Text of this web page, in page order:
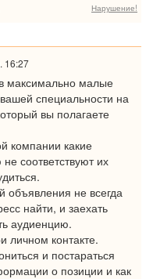
Нарушение!
16:27
максимально малые
специальности на
вы полагаете
компании какие
соответствуют их
объявления не всегда
найти, и заехать
аудиенцию.
личном контакте.
и постараться
о позиции и как